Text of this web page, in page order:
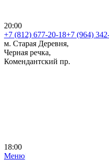
20:00
+7 (812) 677-20-18+7 (964)
м. Старая Деревня,
Черная речка,
Комендантский пр.
18:00
Меню|